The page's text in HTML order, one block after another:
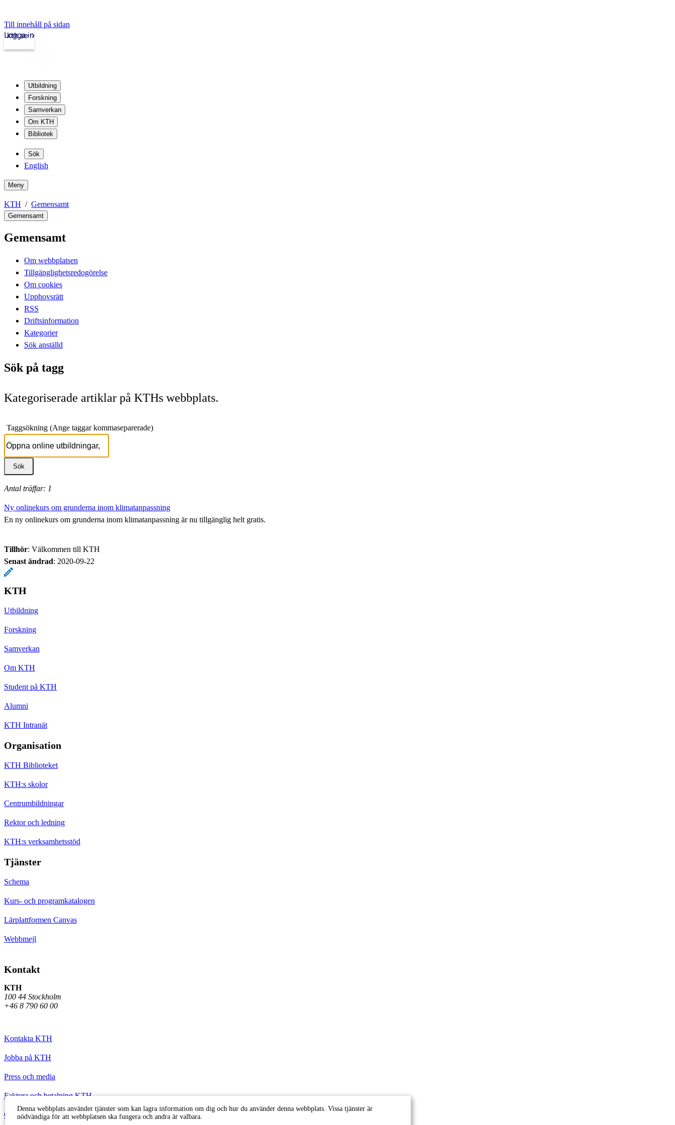
Till innehåll på sidan
kth.se
Logga in
Utbildning
Forskning
Samverkan
Om KTH
Bibliotek
Sök
English
Meny
KTH Gemensamt
Gemensamt
Gemensamt
Om webbplatsen
Tillgänglighetsredogörelse
Om cookies
Upphovsrätt
RSS
Driftsinformation
Kategorier
Sök anställd
Sök på tagg
Kategoriserade artiklar på KTHs webbplats.
Taggsökning (Ange taggar kommaseparerade)
Antal träffar: 1
Ny onlinekurs om grunderna inom klimatanpassning
En ny onlinekurs om grunderna inom klimatanpassning är nu tillgänglig helt gratis.
Tillhör: Välkommen till KTH
Senast ändrad: 2020-09-22
KTH
Utbildning
Forskning
Samverkan
Om KTH
Student på KTH
Alumni
KTH Intranät
Organisation
KTH Biblioteket
KTH:s skolor
Centrumbildningar
Rektor och ledning
KTH:s verksamhetsstöd
Tjänster
Schema
Kurs- och programkatalogen
Lärplattformen Canvas
Webbmejl
Kontakt
KTH
100 44 Stockholm
+46 8 790 60 00
Kontakta KTH
Jobba på KTH
Press och media
Faktura och betalning KTH
Om KTH:s webbplatser
Denna webbplats använder tjänster som kan lagra information om dig och hur du använder denna webbplats. Vissa tjänster är
nödvändiga för att webbplatsen ska fungera och andra är valbara.